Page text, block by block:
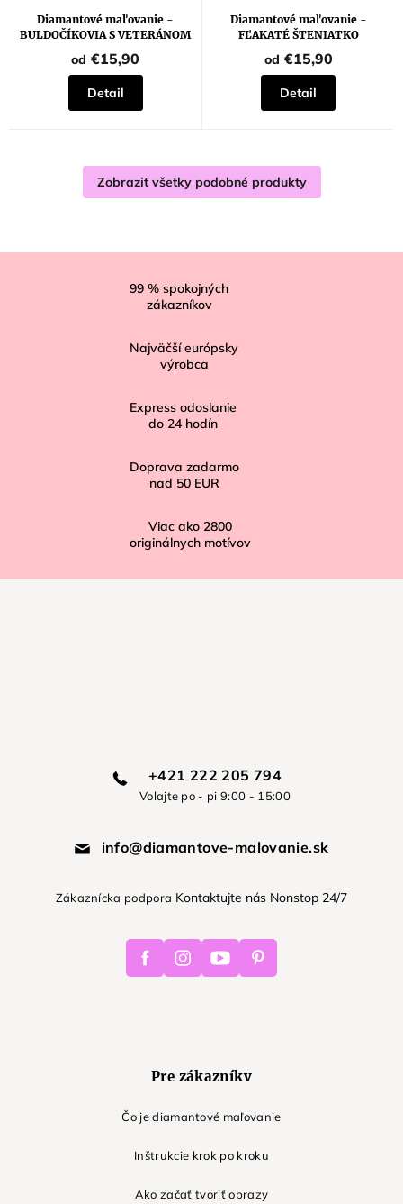
Diamantové maľovanie -
BULDOČÍKOVIA S VETERÁNOM
od €15,90
Detail
Diamantové maľovanie -
FĽAKATÉ ŠTENIATKO
od €15,90
Detail
Zobraziť všetky podobné produkty
99 % spokojných
zákazníkov
Najväčší európsky
výrobca
Express odoslanie
do 24 hodín
Doprava zadarmo
nad 50 EUR
Viac ako 2800
originálnych motívov
+421 222 205 794
Volajte po - pi 9:00 - 15:00
info@diamantove-malovanie.sk
Zákaznícka podpora Kontaktujte nás Nonstop 24/7
FacebookInstagramYoutube Pinterest
Pre zákazníkv
Čo je diamantové maľovanie
Inštrukcie krok po kroku
Ako začať tvoriť obrazy